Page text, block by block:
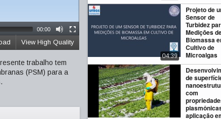
00:00
View High Quality
trabalho tem
(PSM) para a
Projeto de
Sensor de
Turbidez
Medições
Biomassa
Cultivo de
Microalgas
04:39
de
com
aplicação